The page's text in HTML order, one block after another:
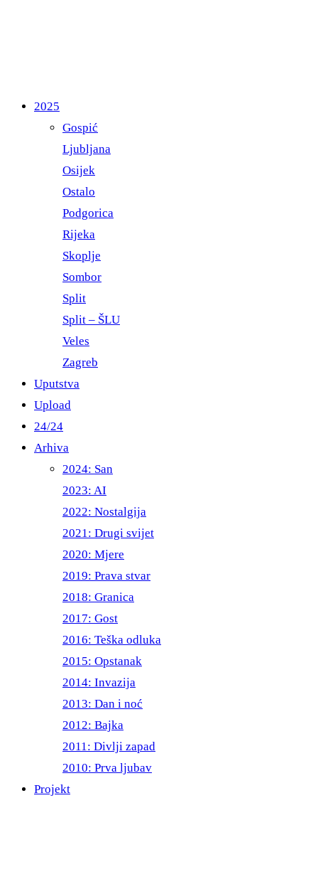
2025
Gospić
Ljubljana
Osijek
Ostalo
Podgorica
Rijeka
Skoplje
Sombor
Split
Split – ŠLU
Veles
Zagreb
Uputstva
Upload
24/24
Arhiva
2024: San
2023: AI
2022: Nostalgija
2021: Drugi svijet
2020: Mjere
2019: Prava stvar
2018: Granica
2017: Gost
2016: Teška odluka
2015: Opstanak
2014: Invazija
2013: Dan i noć
2012: Bajka
2011: Divlji zapad
2010: Prva ljubav
Projekt